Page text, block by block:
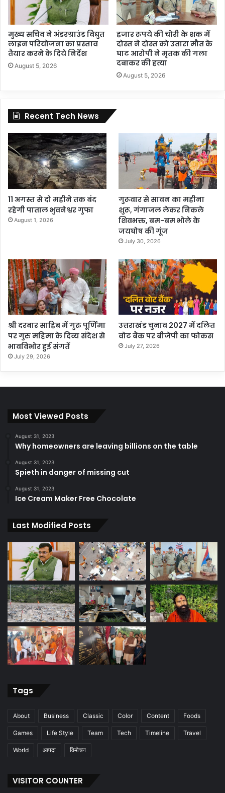
मुख्य सचिव ने अंडरग्राउंड विद्युत
लाइन परियोजना का प्रस्ताव
तैयार करने के दिये निर्देश
August 5, 2026
हजार रुपये की चोरी के शक में
दोस्त ने दोस्त को उतारा मौत के
घाट आरोपी ने मृतक की गला
दबाकर की हत्या
August 5, 2026
Recent Tech News
11 अगस्त से दो महीने तक बंद
रहेगी पाताल भुवनेश्वर गुफा
August 1, 2026
गुरूवार से सावन का महीना
शुरू, गंगाजल लेकर निकले
शिवभक्त, बम-बम भोले के
जयघोष की गूंज
July 30, 2026
श्री दरबार साहिब में गुरु पूर्णिमा
पर गुरु महिमा के दिव्य संदेश से
भावविभोर हुई संगतें
July 29, 2026
उत्तराखंड चुनाव 2027 में दलित
वोट बैंक पर बीजेपी का फोकस
July 27, 2026
Most Viewed Posts
August 31, 2023
Why homeowners are leaving billions on the table
August 31, 2023
Spieth in danger of missing cut
August 31, 2023
Ice Cream Maker Free Chocolate
Last Modified Posts
Tags
About Business Classic Color Content Foods
Games Life Style Team Tech Timeline Travel
World आपदा विमोचन
VISITOR COUNTER